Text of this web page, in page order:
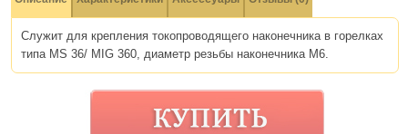
Служит для крепления токопроводящего наконечника в горелках
типа MS 36/ MIG 360, диаметр резьбы наконечника М6.